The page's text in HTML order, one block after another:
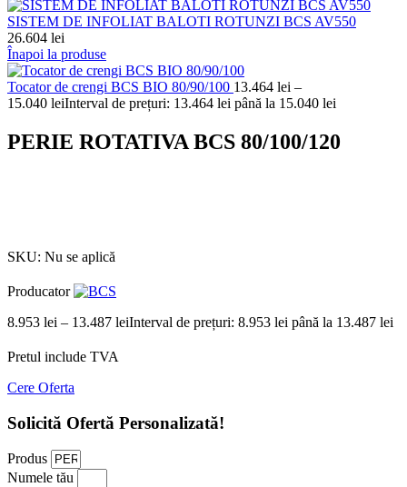
SISTEM DE INFOLIAT BALOTI ROTUNZI BCS AV550
26.604 lei
Înapoi la produse
Tocator de crengi BCS BIO 80/90/100 13.464 lei –
15.040 leiInterval de prețuri: 13.464 lei până la 15.040 lei
PERIE ROTATIVA BCS 80/100/120
SKU: Nu se aplică
Producator
8.953 lei – 13.487 leiInterval de prețuri: 8.953 lei până la 13.487 lei
Pretul include TVA
Cere Oferta
Solicită Ofertă Personalizată!
Produs
Numele tău